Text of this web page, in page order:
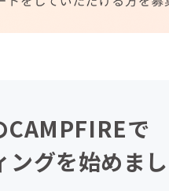
CAMPFIREで
グを始めま